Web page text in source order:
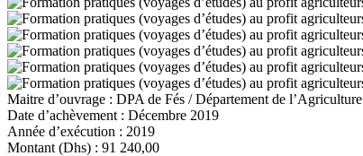
Maitre d’ouvrage : DPA de Fés /Département de l’Agriculture
Date d’achèvement : Décembre 2019
Année d’exécution : 2019
Montant (Dhs) : 91 240,00